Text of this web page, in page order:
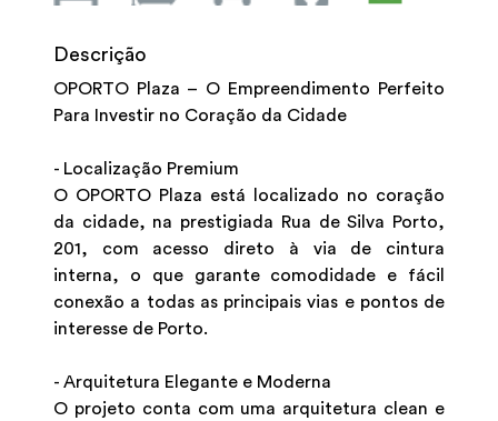
Descrição
OPORTO Plaza – O Empreendimento Perfeito
Para Investir no Coração da Cidade
- Localização Premium
O OPORTO Plaza está localizado no coração
da cidade, na prestigiada Rua de Silva Porto,
201, com acesso direto à via de cintura
interna, o que garante comodidade e fácil
conexão a todas as principais vias e pontos de
interesse de Porto.
- Arquitetura Elegante e Moderna
O projeto conta com uma arquitetura clean e